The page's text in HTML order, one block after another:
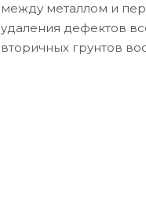
между металлом и
удаления дефектов
вторичных грунтов